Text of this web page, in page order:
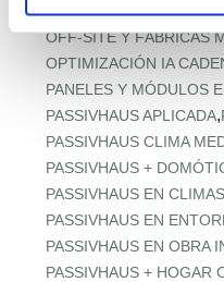
,OFF‑SITE VIVIENDA
OFF‑SITE Y FÁBRICAS
OPTIMIZACIÓN IA
PANELES Y MÓDULOS
PASSIVHAUS APLICADA,
PASSIVHAUS CLIMA
PASSIVHAUS +
PASSIVHAUS EN
PASSIVHAUS EN
PASSIVHAUS EN OBRA
PASSIVHAUS + HOGAR